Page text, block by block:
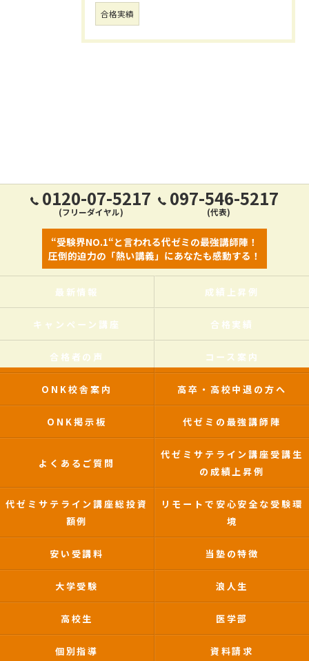
合格実績
0120-07-5217
(フリーダイヤル)
097-546-5217
(代表)
“受験界NO.1“と言われる代ゼミの最強講師陣！
圧倒的迫力の「熱い講義」にあなたも感動する！
最新情報 成績上昇例
キャンペーン講座 合格実績
合格者の声 コース案内
ONK校舎案内 高卒・高校中退の方へ
ONK掲示板 代ゼミの最強講師陣
よくあるご質問
代ゼミサテライン講座受講生
の成績上昇例
代ゼミサテライン講座総投資
額例
リモートで安心安全な受験環
境
安い受講料 当塾の特徴
大学受験 浪人生
高校生 医学部
個別指導 資料請求